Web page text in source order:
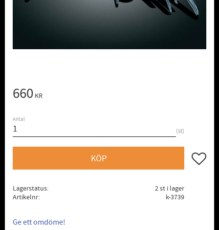
660 KR
Antal
st
KÖP Lägg
Lagerstatus
2 st i lager
Artikelnr
k-3739
Ge ett omdöme!